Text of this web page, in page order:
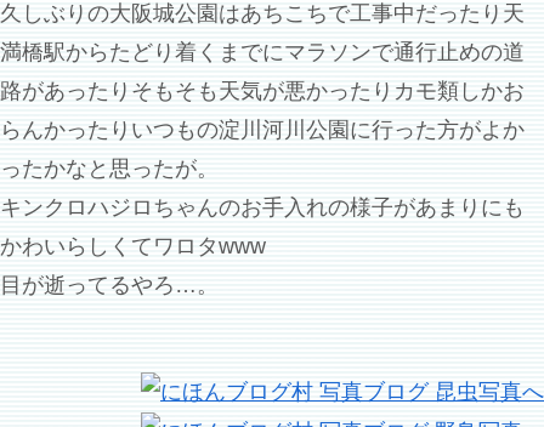
久しぶりの大阪城公園はあちこちで工事中だったり天
満橋駅からたどり着くまでにマラソンで通行止めの道
路があったりそもそも天気が悪かったりカモ類しかお
らんかったりいつもの淀川河川公園に行った方がよか
ったかなと思ったが。
キンクロハジロちゃんのお手入れの様子があまりにも
かわいらしくてワロタwww
目が逝ってるやろ…。